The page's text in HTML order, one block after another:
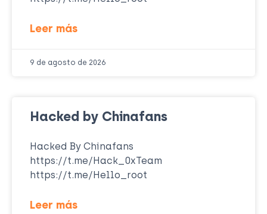
Leer más
9 de agosto de 2026
Hacked by Chinafans
Hacked By Chinafans
https://t.me/Hack_0xTeam
https://t.me/Hello_root
Leer más